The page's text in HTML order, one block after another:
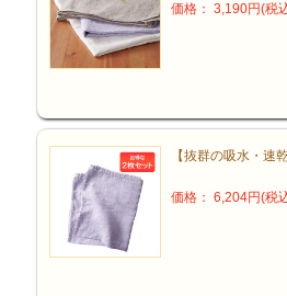
価格： 3,190円(税
【抜群の吸水・速
価格： 6,204円(税